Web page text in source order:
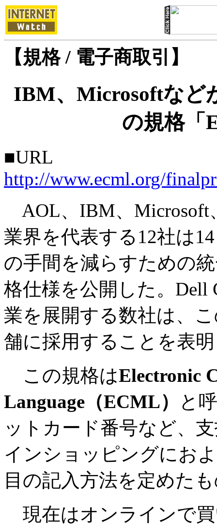
【規格 / 電子商取引】
IBM、Microsoftなど
の規格「
■URL
http://www.ecml.org/
AOL、IBM、Microsoft
業界を代表する12社は
の手間を減らすための
格仕様を公開した。Dell
業を展開する数社は、
舗に採用することを表
この規格はElectronic
Language（ECML）
と
ットカード番号など、
インショッピングにお
目の記入方法を定めた
現在はオンラインで